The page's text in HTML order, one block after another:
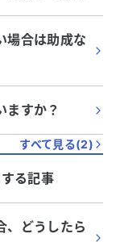
場合は助成な
ますか？
すべて見る(2)
る記事
、どうしたら